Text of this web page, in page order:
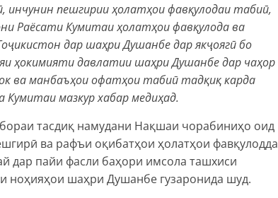
инчунин пешгирии ҳолатҳои фавқулодаи табиӣ,
РаёсатиКумитаи ҳолатҳои фавқулода ва
дар шаҳри Душанбе дар якҷоягӣ бо
ҳокимияти давлатии шаҳри Душанбе дар чаҳор
ва манбаъҳои офатҳои табиӣ тадқиқ карда
Кумитаи мазкур хабар медиҳад.
тасдиқ намудани Нақшаи чорабиниҳо оид
ва рафъи оқибатҳои ҳолатҳои фавқулодда
дар пайи фасли баҳори имсола ташхиси
ноҳияҳои шаҳри Душанбе гузаронида шуд.